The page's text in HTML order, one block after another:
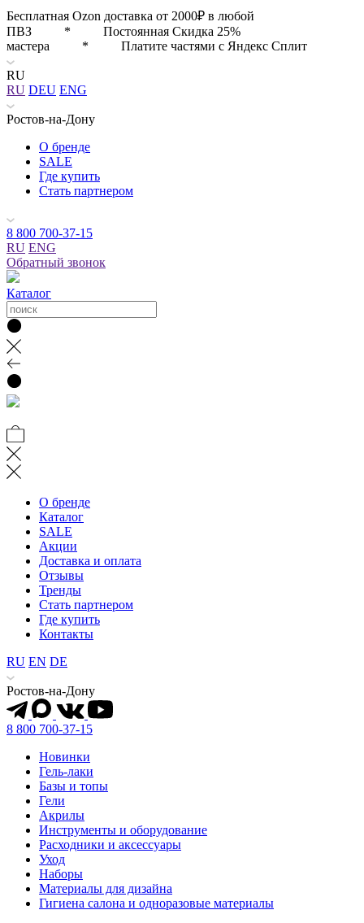
Бесплатная Ozon доставка от 2000₽ в любой
ПВЗ * Постоянная Скидка 25%
мастера * Платите частями с Яндекс Сплит
RU
RU DEU ENG
Ростов-на-Дону
О бренде
SALE
Где купить
Стать партнером
8 800 700-37-15
RU ENG
Обратный звонок
Каталог
О бренде
Каталог
SALE
Акции
Доставка и оплата
Отзывы
Тренды
Стать партнером
Где купить
Контакты
RU EN DE
Ростов-на-Дону
8 800 700-37-15
Новинки
Гель-лаки
Базы и топы
Гели
Акрилы
Инструменты и оборудование
Расходники и аксессуары
Уход
Наборы
Материалы для дизайна
Гигиена салона и одноразовые материалы